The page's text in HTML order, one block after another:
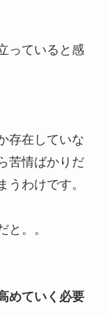
っていると感
存在していな
苦情ばかりだ
うわけです。
と。。
めていく必要